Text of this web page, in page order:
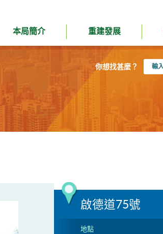
本局簡介 重建發展
你想找甚麼？
入
啟德道75號
地點